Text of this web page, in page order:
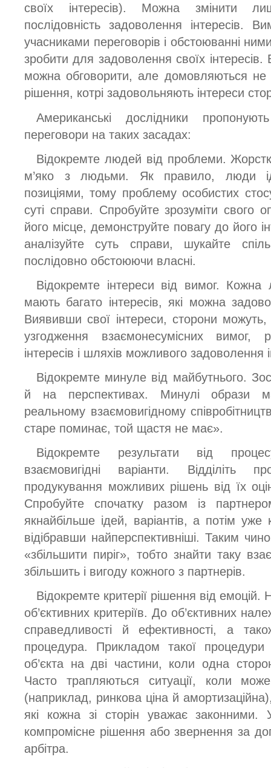
своїх інтересів). Можна змінити
послідовність задоволення інтересів.
учасниками переговорів і обстоюванні
зробити для задоволення своїх інтересів.
можна обговорити, але домовляються
рішення, котрі задовольняють інтереси
Американські дослідники
переговори на таких засадах:
Відокремте людей від проблеми.
м’яко з людьми. Як правило, люди
позиціями, тому проблему особистих
суті справи. Спробуйте зрозуміти свого
його місце, демонструйте повагу до його
аналізуйте суть справи, шукайте
послідовно обстоюючи власні.
Відокремте інтереси від вимог. Кожна
мають багато інтересів, які можна
Виявивши свої інтереси, сторони можуть,
узгодження взаємонесумісних вимог,
інтересів і шляхів можливого задоволення
Відокремте минуле від майбутнього.
й на перспективах. Минулі образи
реальному взаємовигідному
старе поминає, той щастя не має».
Відокремте результати від
взаємовигідні варіанти. Відділіть
продукування можливих рішень від їх
Спробуйте спочатку разом із
якнайбільше ідей, варіантів, а потім уже
відібравши найперспективніші. Таким
«збільшити пиріг», тобто знайти таку
збільшить і вигоду кожного з партнерів.
Відокремте критерії рішення від емоцій.
об’єктивних критеріїв. До об’єктивних
справедливості й ефективності, а
процедура. Прикладом такої
об’єкта на дві частини, коли одна
Часто трапляються ситуації, коли може
(наприклад, ринкова ціна й амортизаційна),
які кожна зі сторін уважає
компромісне рішення або звернення за
арбітра.